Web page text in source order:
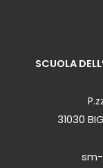
SCUOLA
31030